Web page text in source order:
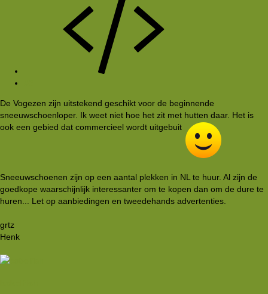
De Vogezen zijn uitstekend geschikt voor de beginnende
sneeuwschoenloper. Ik weet niet hoe het zit met hutten daar. Het is
ook een gebied dat commercieel wordt uitgebuit
Sneeuwschoenen zijn op een aantal plekken in NL te huur. Al zijn de
goedkope waarschijnlijk interessanter om te kopen dan om de dure te
huren... Let op aanbiedingen en tweedehands advertenties.
grtz
Henk